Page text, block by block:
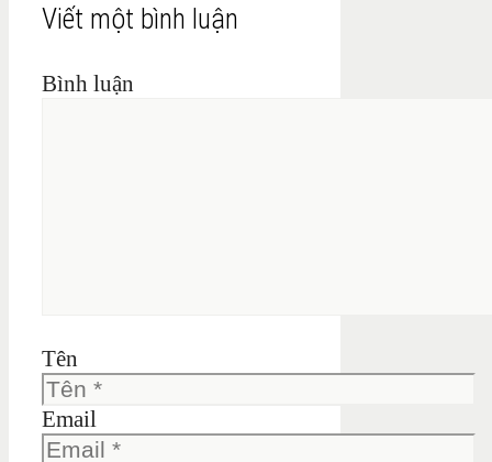
Viết một bình luận
Bình luận
Tên
Email